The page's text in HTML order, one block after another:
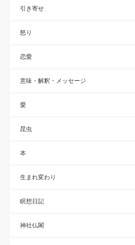
引き寄せ
怒り
恋愛
意味・解釈・メッセージ
愛
昆虫
本
生まれ変わり
瞑想日記
神社仏閣